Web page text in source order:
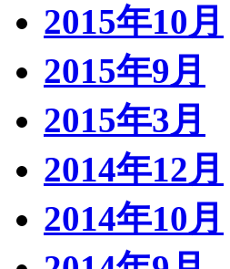
2015年10月
2015年9月
2015年3月
2014年12月
2014年10月